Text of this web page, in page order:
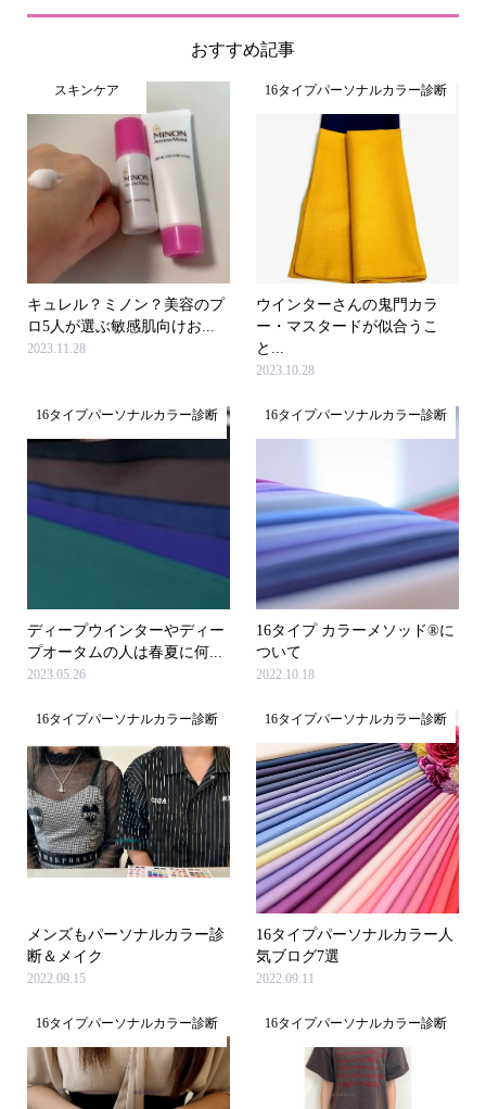
おすすめ記事
スキンケア
キュレル？ミノン？美容のプ
ロ5人が選ぶ敏感肌向けお...
2023.11.28
16タイプパーソナルカラー診断
ウインターさんの鬼門カラ
ー・マスタードが似合うこ
と...
2023.10.28
16タイプパーソナルカラー診断
ディープウインターやディー
プオータムの人は春夏に何...
2023.05.26
16タイプパーソナルカラー診断
16タイプ カラーメソッド®に
ついて
2022.10.18
16タイプパーソナルカラー診断
メンズもパーソナルカラー診
断＆メイク
2022.09.15
16タイプパーソナルカラー診断
16タイプパーソナルカラー人
気ブログ7選
2022.09.11
16タイプパーソナルカラー診断 16タイプパーソナルカラー診断